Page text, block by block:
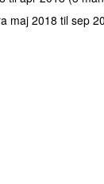
maj 2018 til sep